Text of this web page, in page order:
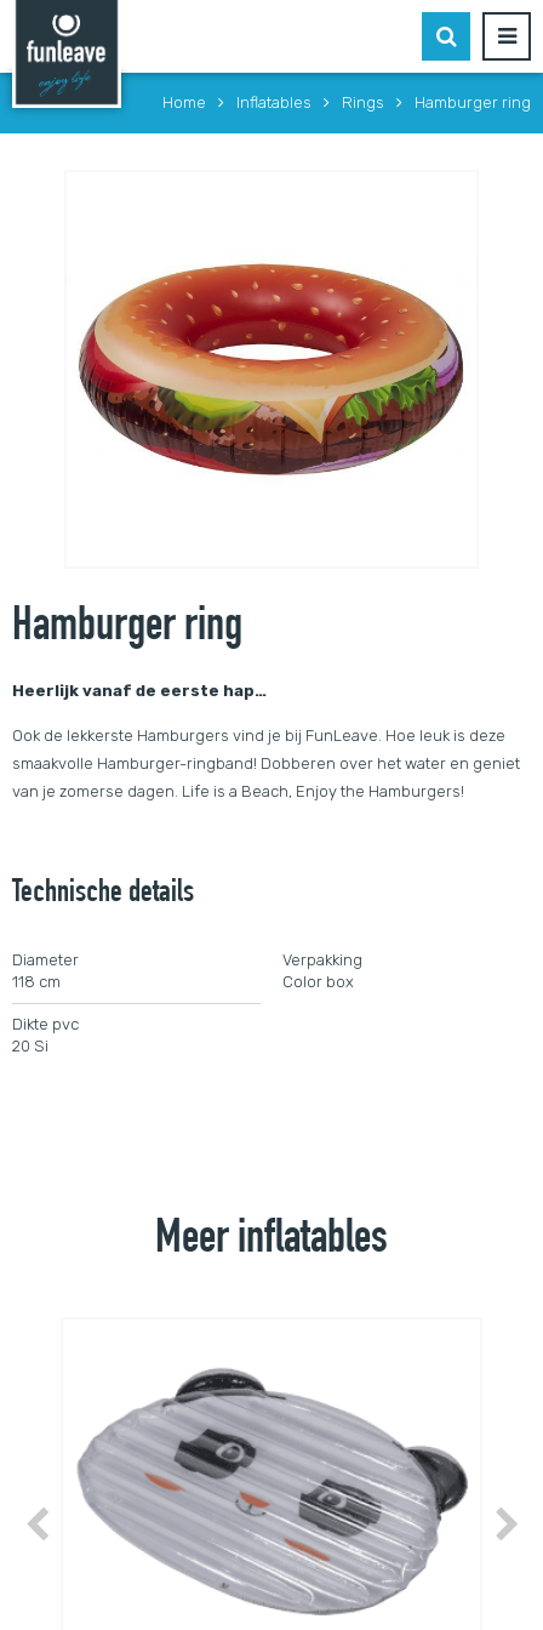
Home Inflatables Rings Hamburger ring
Hamburger ring
Heerlijk vanaf de eerste hap…
Ook de lekkerste Hamburgers vind je bij FunLeave. Hoe leuk is deze
smaakvolle Hamburger-ringband! Dobberen over het water en geniet
van je zomerse dagen. Life is a Beach, Enjoy the Hamburgers!
Technische details
Diameter
118 cm
Dikte pvc
20 Si
Verpakking
Color box
Meer inflatables